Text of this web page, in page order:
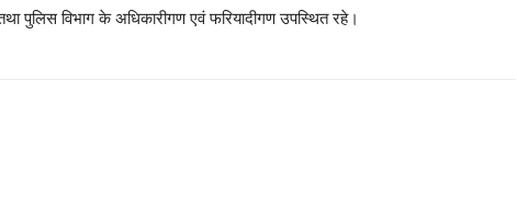
पुलिस विभाग के अधिकारीगण एवं फरियादीगण उपस्थित रहे।